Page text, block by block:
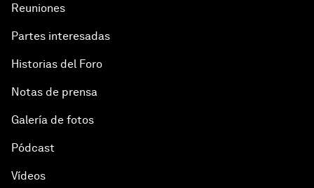
Reuniones
Partes interesadas
Historias del Foro
Notas de prensa
Galería de fotos
Pódcast
Vídeos